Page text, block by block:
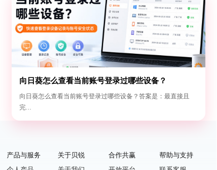
向日葵怎么查看当前账号登录过哪些设备？
向日葵怎么查看当前账号登录过哪些设备？答案是：最直接且
完...
产品与服务
关于贝锐
合作共赢
帮助与支持